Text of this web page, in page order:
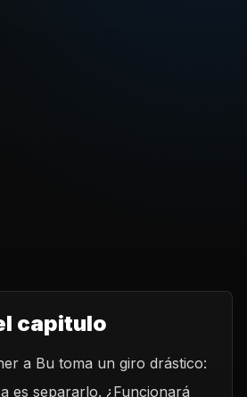
capitulo
a Bu toma un giro drástico:
es separarlo. ¿Funcionará